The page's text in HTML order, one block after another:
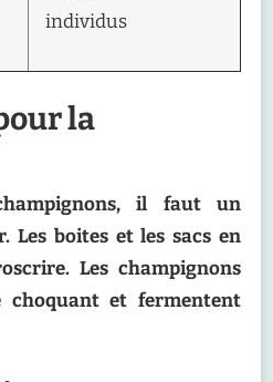
individus
la
il faut un
Les boites et les sacs en
Les champignons
choquant et fermentent